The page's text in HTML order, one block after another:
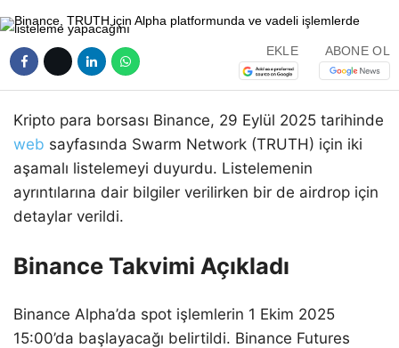
EKLE ABONE OL
Kripto para borsası Binance, 29 Eylül 2025 tarihinde
web sayfasında Swarm Network (TRUTH) için iki
aşamalı listelemeyi duyurdu. Listelemenin
ayrıntılarına dair bilgiler verilirken bir de airdrop için
detaylar verildi.
Binance Takvimi Açıkladı
Binance Alpha’da spot işlemlerin 1 Ekim 2025
15:00’da başlayacağı belirtildi. Binance Futures